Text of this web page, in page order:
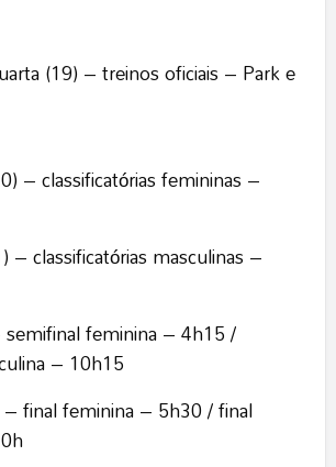
(19) – treinos oficiais – Park e
– classificatórias femininas –
– classificatórias masculinas –
semifinal feminina – 4h15 /
– 10h15
final feminina – 5h30 / final